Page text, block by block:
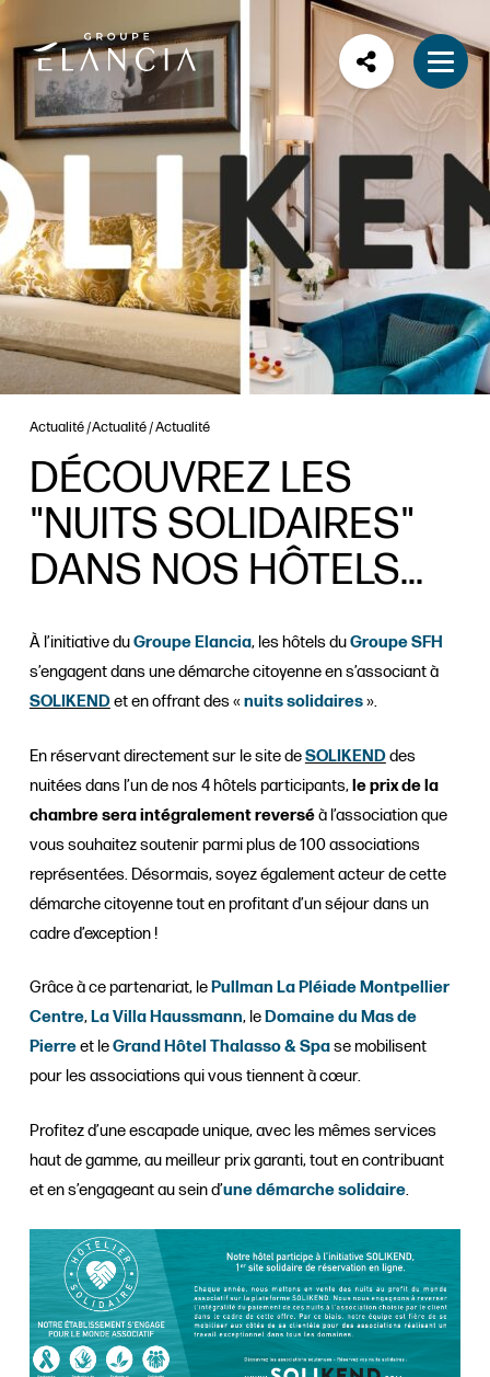
Actualité Actualité Actualité
DÉCOUVREZ LES
"NUITS SOLIDAIRES"
DANS NOS HÔTELS...
À l’initiative duGroupe Elancia, les hôtels duGroupe SFH
s’engagent dans une démarche citoyenne en s’associant à
SOLIKENDet en offrant des «nuits solidaires».
En réservant directement sur le site deSOLIKENDdes
nuitées dans l’un de nos 4 hôtels participants, le prix de la
chambre sera intégralement reverséà l’association que
vous souhaitez soutenir parmi plus de 100 associations
représentées. Désormais, soyez également acteur de cette
démarche citoyenne tout en profitant d’un séjour dans un
cadre d’exception !
Grâce à ce partenariat, lePullman La Pléiade Montpellier
Centre,La Villa Haussmann, leDomaine du Mas de
Pierreet leGrand Hôtel Thalasso & Spase mobilisent
pour les associations qui vous tiennent à cœur.
Profitez d’une escapade unique, avec les mêmes services
haut de gamme, au meilleur prix garanti, tout en contribuant
et en s’engageant au sein d’une démarche solidaire.